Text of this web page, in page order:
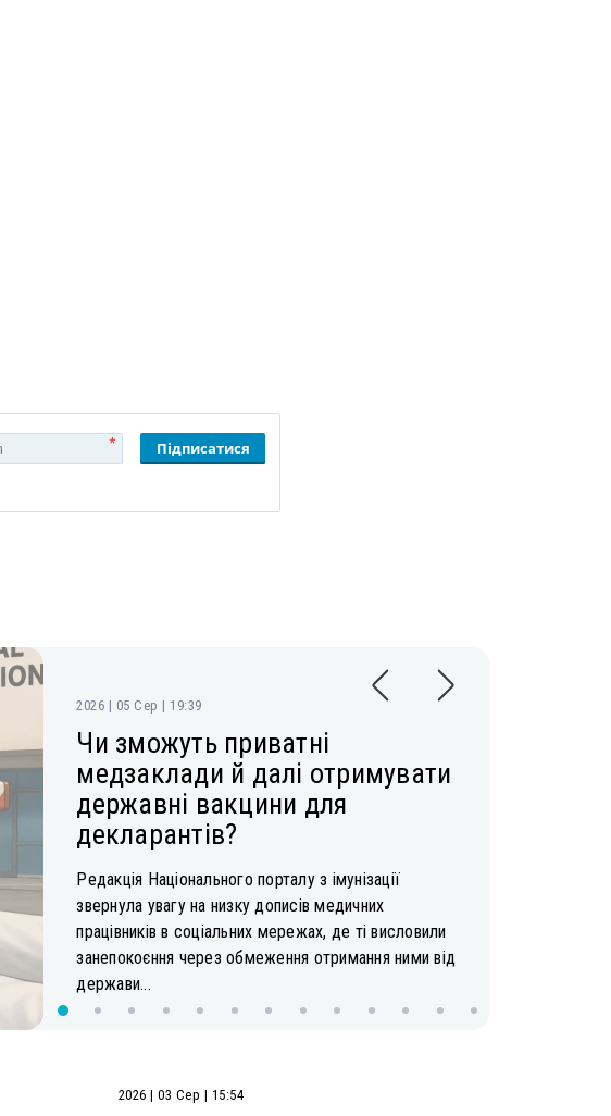
* Підписатися
2026 | 05 Сер | 19:39
Чи зможуть приватні
медзаклади й далі отримувати
державні вакцини для
декларантів?
Редакція Національного порталу з імунізації
звернула увагу на низку дописів медичних
працівників в соціальних мережах, де ті висловили
занепокоєння через обмеження отримання ними від
держави...
2026 | 03 Сер | 15:54